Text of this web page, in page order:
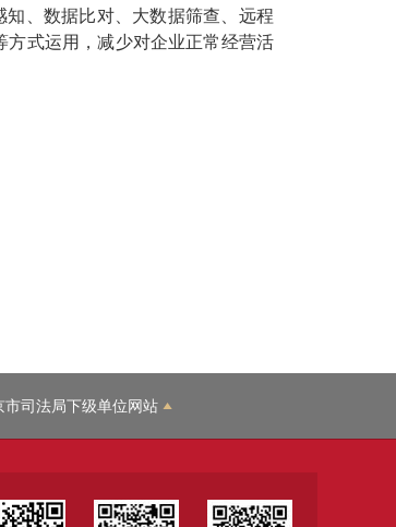
、数据比对、大数据筛查、远程
式运用，减少对企业正常经营活
市司法局下级单位网站